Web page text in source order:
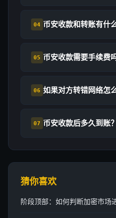
04 币安收款和转账有什
05 币安收款需要手续费
06 如果对方转错网络怎
07 币安收款后多久到账？
猜你喜欢
阶段顶部：如何判断加密市场